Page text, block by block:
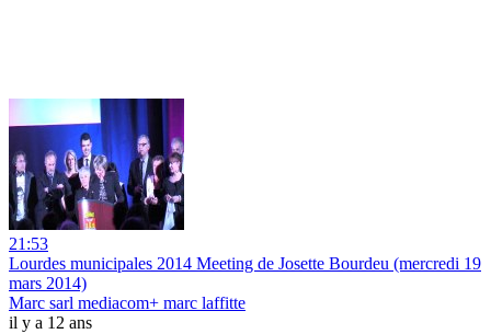
21:53
Lourdes municipales 2014 Meeting de Josette Bourdeu (mercredi 19
mars 2014)
Marc sarl mediacom+ marc laffitte
il y a 12 ans